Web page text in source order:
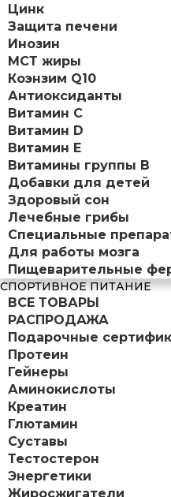
Цинк
Защита печени
Инозин
МСТ жиры
Коэнзим Q10
Антиоксиданты
Витамин С
Витамин D
Витамин Е
Витамины группы B
Добавки для детей
Здоровый сон
Лечебные грибы
Специальные
Для работы мозга
Пищеварительные
СПОРТИВНОЕ ПИТАНИЕ
ВСЕ ТОВАРЫ
РАСПРОДАЖА
Подарочные
Протеин
Гейнеры
Аминокислоты
Креатин
Глютамин
Суставы
Тестостерон
Энергетики
Жиросжигатели